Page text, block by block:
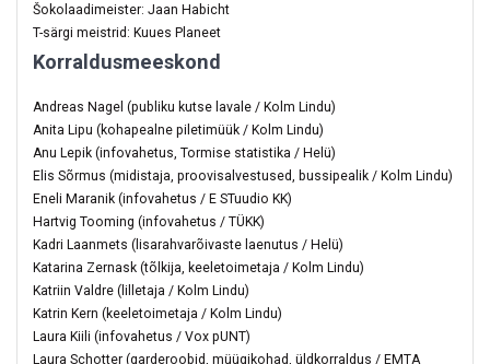
Šokolaadimeister: Jaan Habicht
T-särgi meistrid: Kuues Planeet
Korraldusmeeskond
Andreas Nagel (publiku kutse lavale / Kolm Lindu)
Anita Lipu (kohapealne piletimüük / Kolm Lindu)
Anu Lepik (infovahetus, Tormise statistika / Helü)
Elis Sõrmus (midistaja, proovisalvestused, bussipealik / Kolm Lindu)
Eneli Maranik (infovahetus / E STuudio KK)
Hartvig Tooming (infovahetus / TÜKK)
Kadri Laanmets (lisarahvarõivaste laenutus / Helü)
Katarina Zernask (tõlkija, keeletoimetaja / Kolm Lindu)
Katriin Valdre (lilletaja / Kolm Lindu)
Katrin Kern (keeletoimetaja / Kolm Lindu)
Laura Kiili (infovahetus / Vox pUNT)
Laura Schotter (garderoobid, müügikohad, üldkorraldus / EMTA